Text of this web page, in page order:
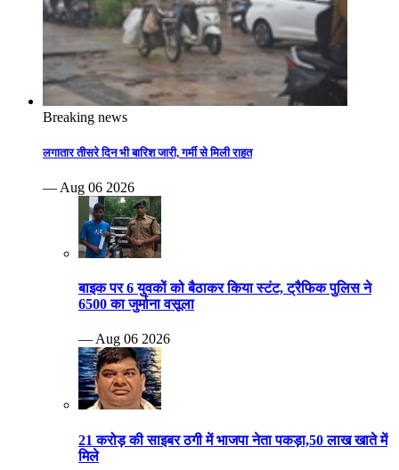
Breaking news
लगातार तीसरे दिन भी बारिश जारी, गर्मी से मिली राहत
— Aug 06 2026
बाइक पर 6 युवकों को बैठाकर किया स्टंट, ट्रैफिक पुलिस ने
6500 का जुर्माना वसूला
— Aug 06 2026
21 करोड़ की साइबर ठगी में भाजपा नेता पकड़ा,50 लाख खाते में
मिले